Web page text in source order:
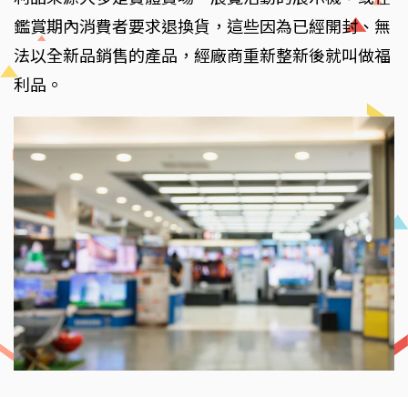
鑑賞期內消費者要求退換貨，這些因為已經開封、無
法以全新品銷售的產品，經廠商重新整新後就叫做福
利品。